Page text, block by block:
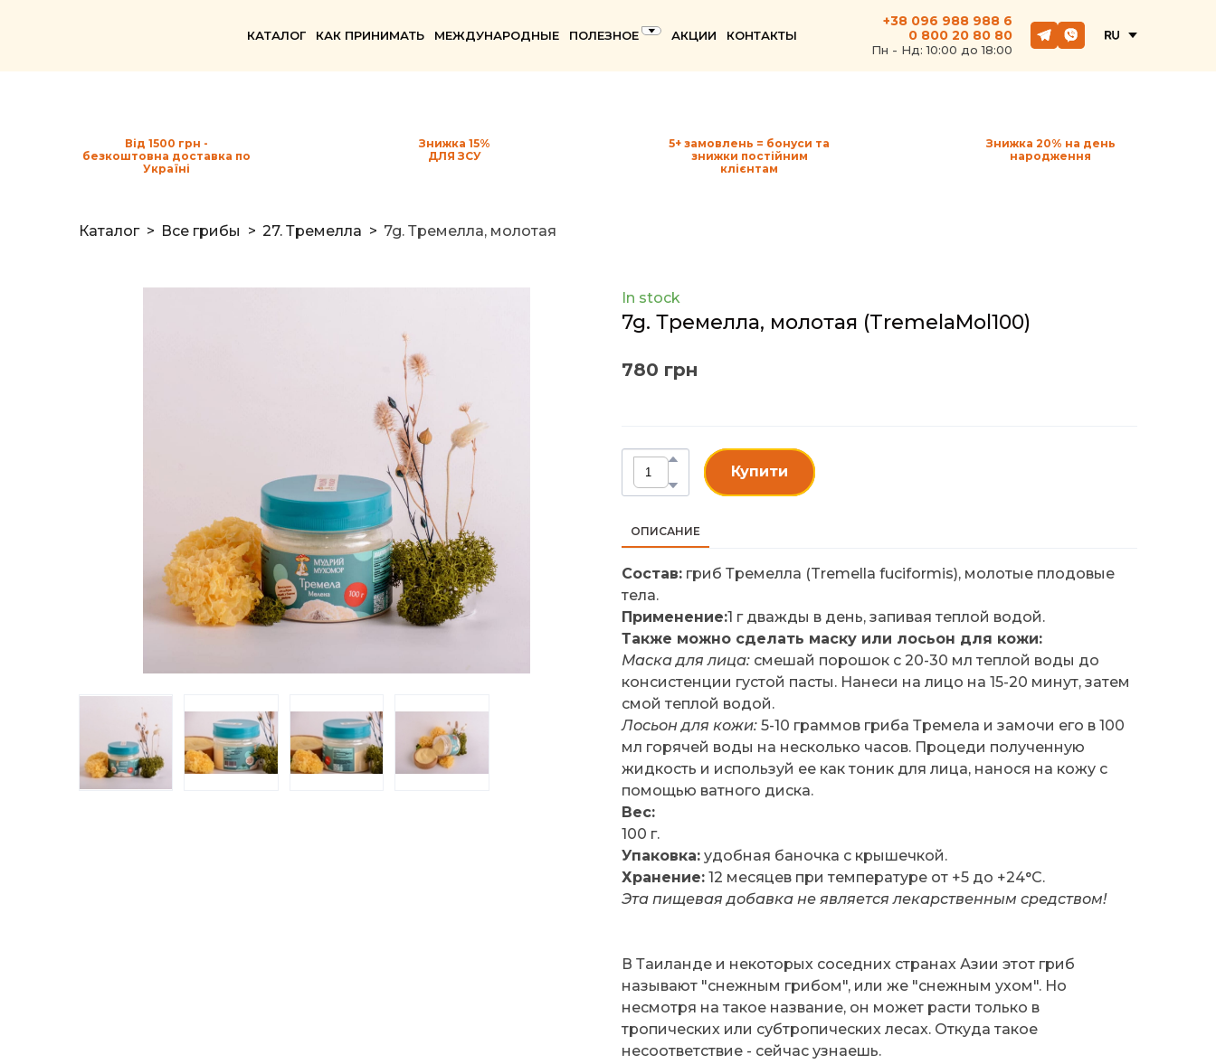
КАТАЛОГ КАК ПРИНИМАТЬ МЕЖДУНАРОДНЫЕ ПОЛЕЗНОЕ АКЦИИ КОНТАКТЫ
+38 096 988 988 6
0 800 20 80 80
Пн - Hд: 10:00 до 18:00
Знижка 15%
ДЛЯ ЗСУ
Від 1500 грн -
безкоштовна доставка по
Україні
5+ замовлень = бонуси та
знижки постійним
клієнтам
Знижка 20% на день
народження
Каталог Все грибы 27. Тремелла 7g. Тремелла, молотая
In stock
7g. Тремелла, молотая (TrеmelaMol100)
780 грн
Купити
ОПИСАНИЕ
Состав: гриб Тремелла (Tremella fuciformis), молотые плодовые
тела.
Применение:1 г дважды в день, запивая теплой водой.
Также можно сделать маску или лосьон для кожи:
Маска для лица: смешай порошок с 20-30 мл теплой воды до
консистенции густой пасты. Нанеси на лицо на 15-20 минут, затем
смой теплой водой.
Лосьон для кожи: 5-10 граммов гриба Тремела и замочи его в 100
мл горячей воды на несколько часов. Процеди полученную
жидкость и используй ее как тоник для лица, нанося на кожу с
помощью ватного диска.
Вес:
100 г.
Упаковка: удобная баночка с крышечкой.
Хранение: 12 месяцев при температуре от +5 до +24°C.
Эта пищевая добавка не является лекарственным средством!
В Таиланде и некоторых соседних странах Азии этот гриб
называют "снежным грибом", или же "снежным ухом". Но
несмотря на такое название, он может расти только в
тропических или субтропических лесах. Откуда такое
несоответствие - сейчас узнаешь.